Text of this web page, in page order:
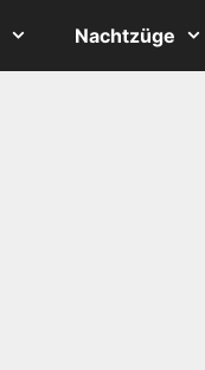
Nachtzüge